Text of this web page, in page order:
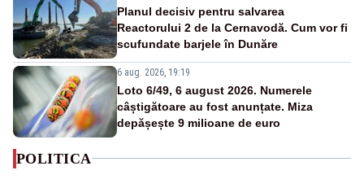
Planul decisiv pentru salvarea
Reactorului 2 de la Cernavodă. Cum vor fi
scufundate barjele în Dunăre
6 aug. 2026, 19:19
Loto 6/49, 6 august 2026. Numerele
câștigătoare au fost anunțate. Miza
depășește 9 milioane de euro
POLITICA